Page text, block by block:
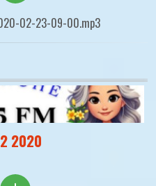
02-23-09-00.mp3
2020